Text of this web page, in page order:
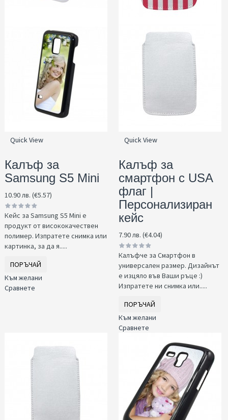
Quick View
Калъф за
Samsung S5 Mini
10.90 лв. (€5.57)
Кейс за Samsung S5 Mini е
продукт от висококачествен
полимер. Изпратете снимка или
картинка, за да я.....
ПОРЪЧАЙ
Към желани
Сравнете
Quick View
Калъф за
смартфон с USA
флаг |
Персонализиран
кейс
7.90 лв. (€4.04)
Калъфче за Смартфон в
универсален размер. Дизайнът
е изцяло във Ваши ръце :)
Изпратете ни снимка или.....
ПОРЪЧАЙ
Към желани
Сравнете